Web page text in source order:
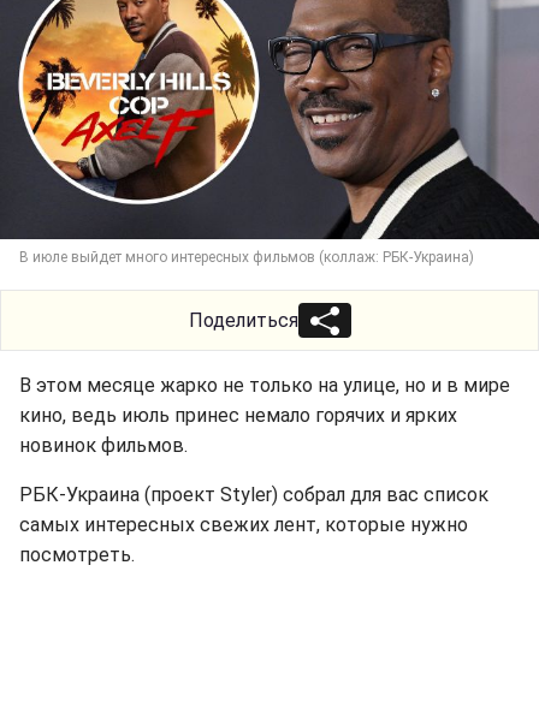
В июле выйдет много интересных фильмов (коллаж: РБК-Украина)
Поделиться
В этом месяце жарко не только на улице, но и в мире
кино, ведь июль принес немало горячих и ярких
новинок фильмов.
РБК-Украина (проект Styler) собрал для вас список
самых интересных свежих лент, которые нужно
посмотреть.